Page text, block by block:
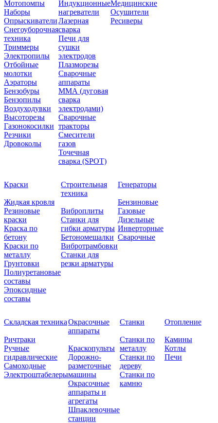
Мотопомпы
Наборы
Опрыскиватели
Снегоуборочная
техника
Триммеры
Электропилы
Отбойные
молотки
Аэраторы
Бензобуры
Бензопилы
Воздуходувки
Высоторезы
Газонокосилки
Резчики
Дровоколы
Индукционные
нагреватели
Лазерная
сварка
Печи для
сушки
электродов
Плазморезы
Сварочные
аппараты
ММА (дуговая
сварка
электродами)
Сварочные
тракторы
Смесители
газов
Точечная
сварка (SPOT)
Медицинские
Осушители
Ресиверы
Краски
Жидкая кровля
Резиновые
краски
Краска по
бетону
Краски по
металлу
Грунтовки
Полиуретановые
составы
Эпоксидные
составы
Строительная
техника
Виброплиты
Станки для
гибки арматуры
Бетономешалки
Вибротрамбовки
Станки для
резки арматуры
Генераторы
Бензиновые
Газовые
Дизельные
Инверторные
Сварочные
Складская техника
Ричтраки
Ручные
гидравлические
Самоходные
Электроштабелеры
Окрасочные
аппараты
Краскопульты
Дорожно-
разметочные
машины
Окрасочные
аппараты и
агрегаты
Шпаклевочные
станции
Станки
Станки по
металлу
Станки по
дереву
Станки по
камню
Отопление
Камины
Котлы
Печи